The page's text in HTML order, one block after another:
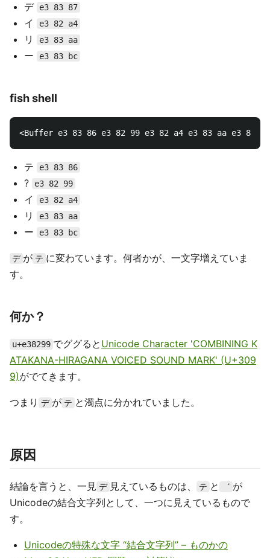
デ e3 83 87
イ e3 82 a4
リ e3 83 aa
ー e3 83 bc
fish shell
テ e3 83 86
? e3 82 99
イ e3 82 a4
リ e3 83 aa
ー e3 83 bc
デ が テ に変わています。何者かが、一文字増えていま
す。
何か？
u+e38299 でググると Unicode Character 'COMBINING K
ATAKANA-HIRAGANA VOICED SOUND MARK' (U+309
9)がでてきます。
つまり デ が テ と濁点に分かれていました。
原因
結論を言うと、一見 デ 見えているものは、 テ と ゛ が
Unicodeの結合文字列として、一つに見えているもので
す。
Unicodeの特殊な文字 “結合文字列” – ものかの